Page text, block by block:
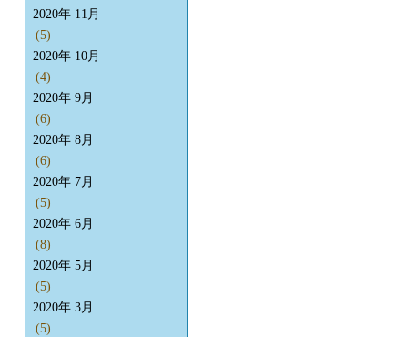
2020年 11月
(5)
2020年 10月
(4)
2020年 9月
(6)
2020年 8月
(6)
2020年 7月
(5)
2020年 6月
(8)
2020年 5月
(5)
2020年 3月
(5)